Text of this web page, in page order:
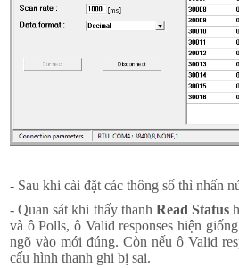
- Sau khi cài đặt các thông số thì nhấn
- Quan sát khi thấy thanh Read Status
và ô Polls, ô Valid responses hiện
ngõ vào mới đúng. Còn nếu ô Valid
cấu hình thanh ghi bị sai.